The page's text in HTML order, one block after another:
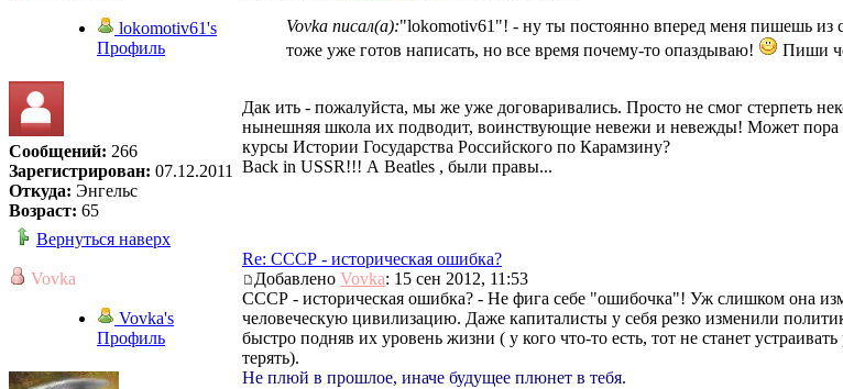
lokomotiv61's
Профиль
Сообщений: 266
Зарегистрирован: 07.12.2011
Откуда: Энгельс
Возраст: 65
Vovka писал(а):"lokomotiv61"! - ну ты постоянно вперед меня пишешь из
тоже уже готов написать, но все время почему-то опаздываю!
Пиши
Дак ить - пожалуйста, мы же уже договаривались. Просто не смог стерпеть
нынешняя школа их подводит, воинствующие невежи и невежды! Может пора
курсы Истории Государства Российского по Карамзину?
Back in USSR!!! А Beatles , были правы...
Вернуться наверх
Vovka
Vovka's
Профиль
Re: СССР - историческая ошибка?
Добавлено Vovka: 15 сен 2012, 11:53
СССР - историческая ошибка? - Не фига себе "ошибочка"! Уж слишком она
человеческую цивилизацию. Даже капиталисты у себя резко изменили
быстро подняв их уровень жизни ( у кого что-то есть, тот не станет
терять).
Не плюй в прошлое, иначе будущее плюнет в тебя.